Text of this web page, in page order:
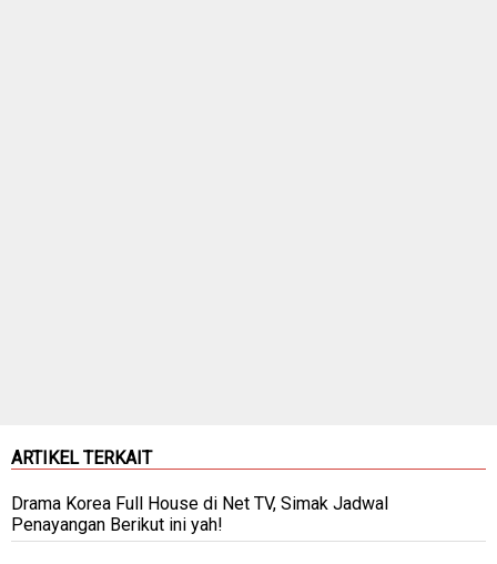
ARTIKEL TERKAIT
Drama Korea Full House di Net TV, Simak Jadwal
Penayangan Berikut ini yah!